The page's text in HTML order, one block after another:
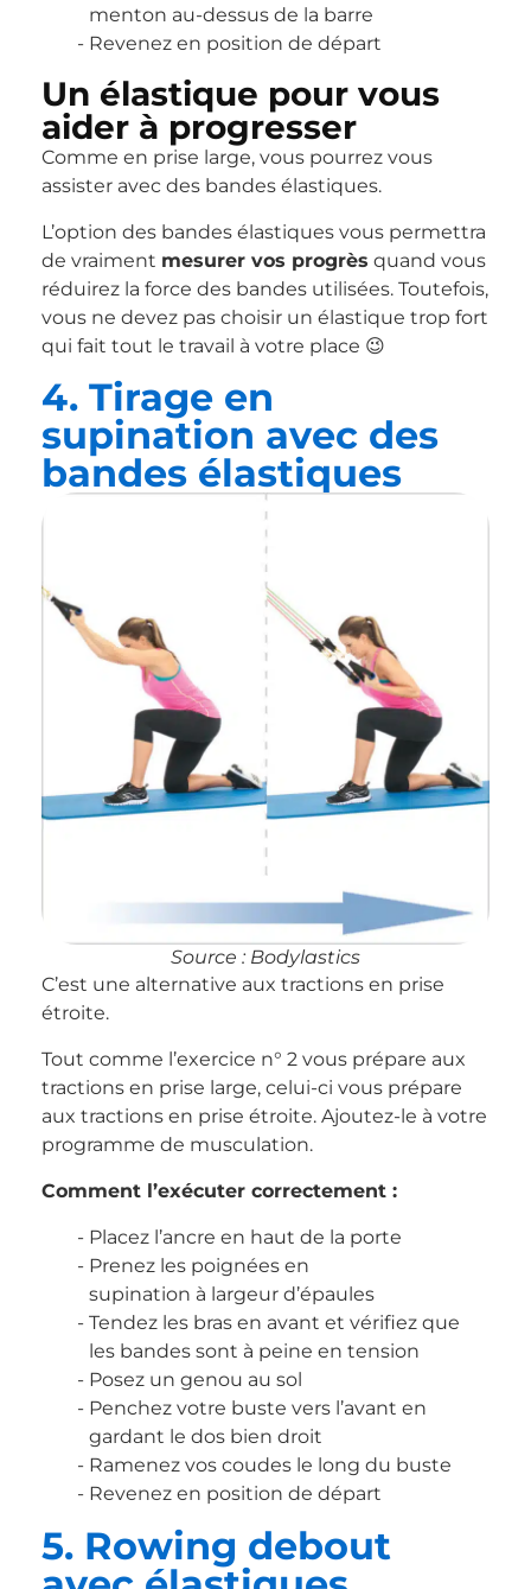
menton au-dessus de la barre
Revenez en position de départ
Un élastique pour vous
aider à progresser
Comme en prise large, vous pourrez vous
assister avec des bandes élastiques.
L’option des bandes élastiques vous permettra
de vraiment mesurer vos progrès quand vous
réduirez la force des bandes utilisées. Toutefois,
vous ne devez pas choisir un élastique trop fort
qui fait tout le travail à votre place 😉
4. Tirage en
supination avec des
bandes élastiques
Source : Bodylastics
C’est une alternative aux tractions en prise
étroite.
Tout comme l’exercice n° 2 vous prépare aux
tractions en prise large, celui-ci vous prépare
aux tractions en prise étroite. Ajoutez-le à votre
programme de musculation.
Comment l’exécuter correctement :
Placez l’ancre en haut de la porte
Prenez les poignées en
supination à largeur d’épaules
Tendez les bras en avant et vérifiez que
les bandes sont à peine en tension
Posez un genou au sol
Penchez votre buste vers l’avant en
gardant le dos bien droit
Ramenez vos coudes le long du buste
Revenez en position de départ
5. Rowing debout